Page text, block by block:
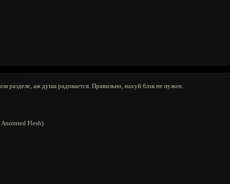
разделе, аж душа радовается. Правильно, нахуй блэк не нужен.
Flesh)